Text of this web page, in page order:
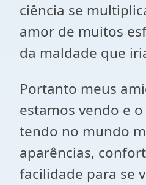
ciência se
amor de muitos
da maldade que
Portanto meus
estamos vendo e
tendo no mundo
aparências,
facilidade para se